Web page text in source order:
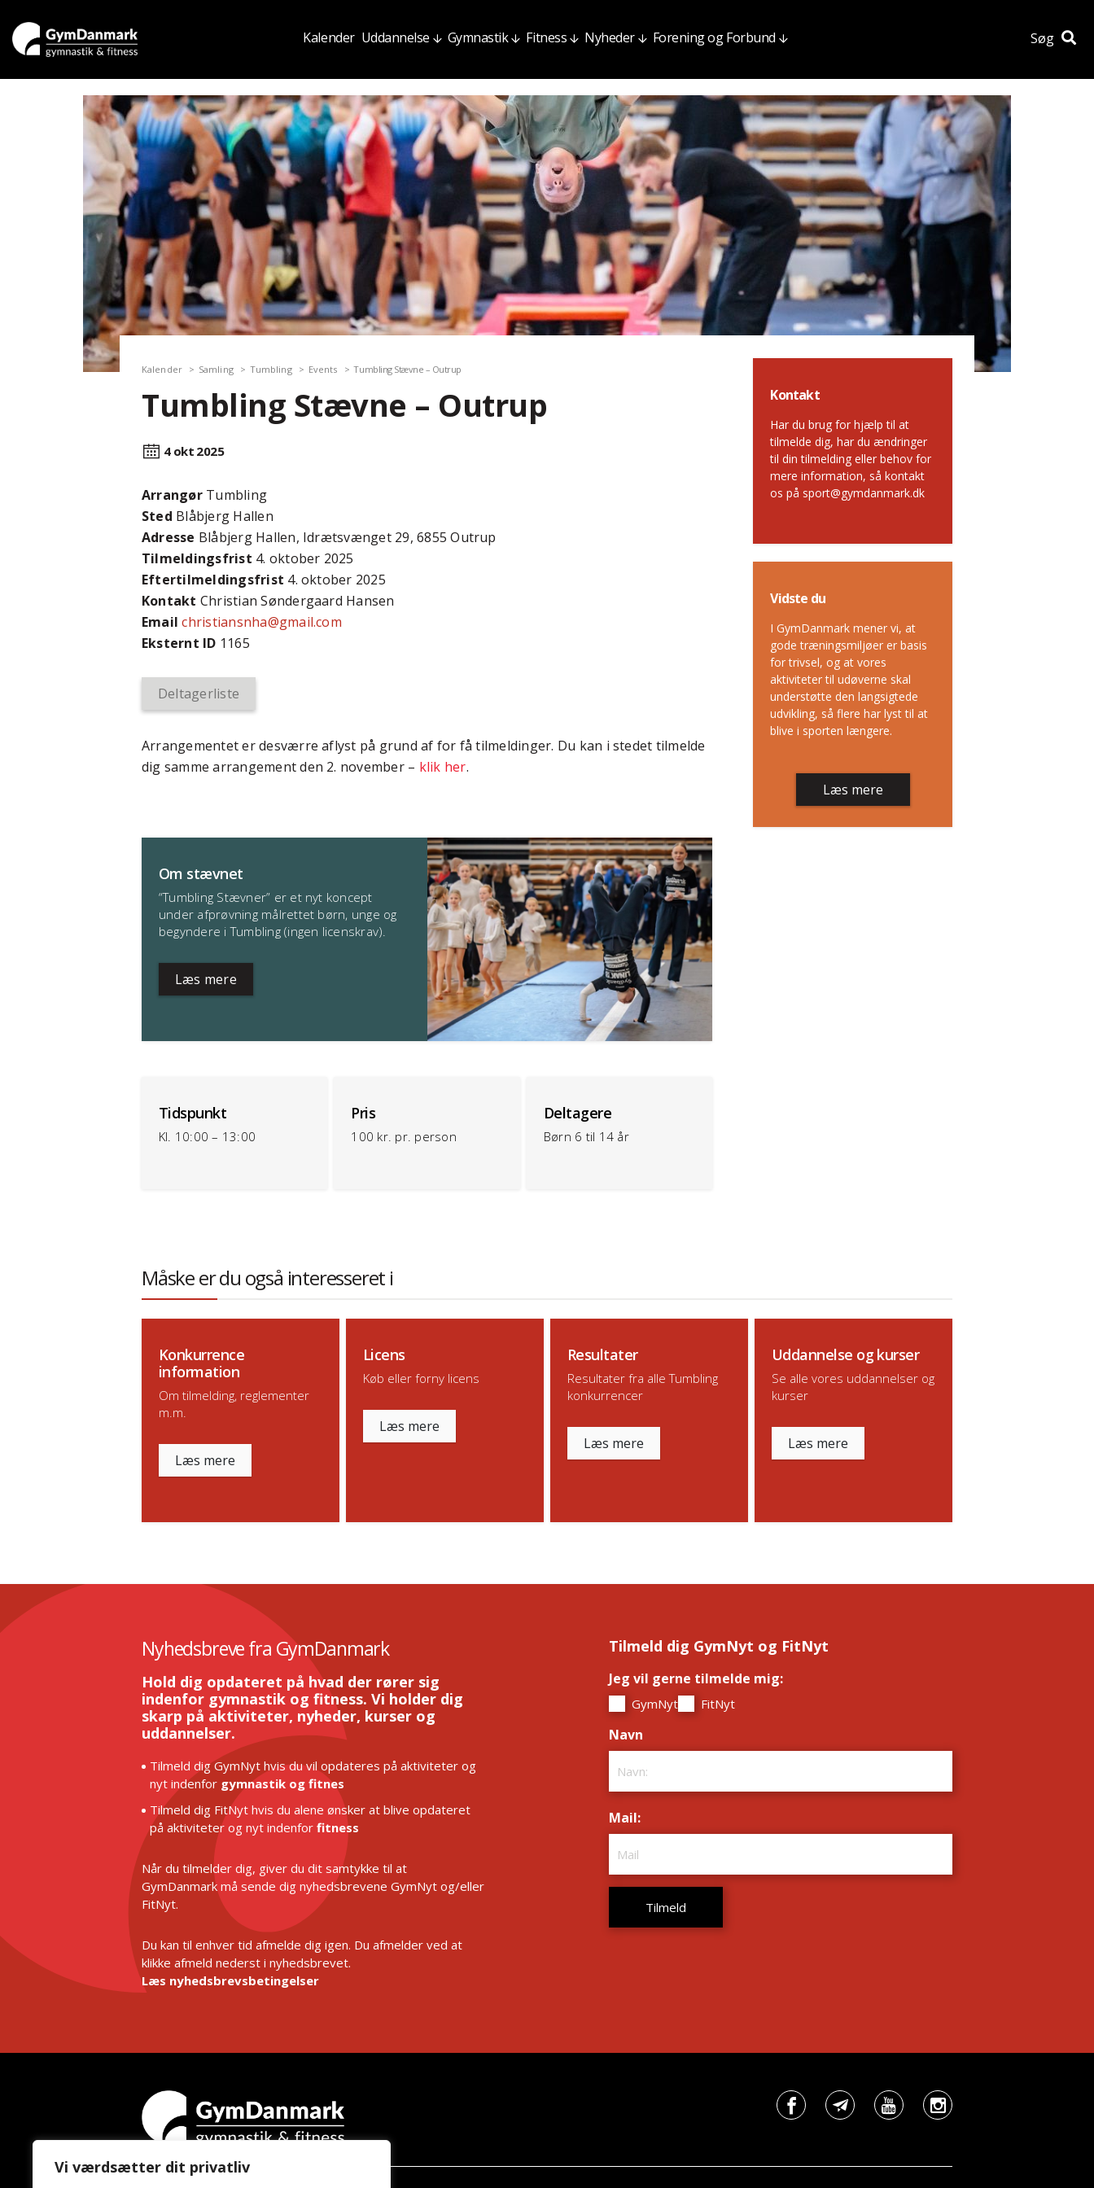
Vi værdsætter dit privatliv
Kalender Uddannelse Gymnastik Fitness Nyheder Forening og Forbund Søg
Kalender Samling Tumbling Events Tumbling Stævne – Outrup
Tumbling Stævne – Outrup
4 okt 2025
ArrangørTumbling
Sted Blåbjerg Hallen
Adresse Blåbjerg Hallen, Idrætsvænget 29, 6855 Outrup
Tilmeldingsfrist 4. oktober 2025
Efter­tilmeldings­frist 4. oktober 2025
Kontakt Christian Søndergaard Hansen
Email christiansnha@gmail.com
Eksternt ID 1165
Deltagerliste
Arrangementet er desværre aflyst på grund af for få tilmeldinger. Du kan i stedet tilmelde
dig samme arrangement den 2. november – klik her.
Om stævnet
“Tumbling Stævner” er et nyt koncept
under afprøvning målrettet børn, unge og
begyndere i Tumbling (ingen licenskrav).
Læs mere
Tidspunkt
Kl. 10:00 – 13:00
Pris
100 kr. pr. person
Deltagere
Børn 6 til 14 år
Kontakt
Har du brug for hjælp til at
tilmelde dig, har du ændringer
til din tilmelding eller behov for
mere information, så kontakt
os på sport@gymdanmark.dk
Vidste du
I GymDanmark mener vi, at
gode træningsmiljøer er basis
for trivsel, og at vores
aktiviteter til udøverne skal
understøtte den langsigtede
udvikling, så flere har lyst til at
blive i sporten længere.
Læs mere
Måske er du også interesseret i
Konkurrence
information
Om tilmelding, reglementer
m.m.
Læs mere
Licens
Køb eller forny licens
Læs mere
Resultater
Resultater fra alle Tumbling
konkurrencer
Læs mere
Uddannelse og kurser
Se alle vores uddannelser og
kurser
Læs mere
Nyhedsbreve fra GymDanmark
Hold dig opdateret på hvad der rører sig
indenfor gymnastik og fitness. Vi holder dig
skarp på aktiviteter, nyheder, kurser og
uddannelser.
Tilmeld dig GymNyt hvis du vil opdateres på aktiviteter og
nyt indenfor gymnastik og fitnes
Tilmeld dig FitNyt hvis du alene ønsker at blive opdateret
på aktiviteter og nyt indenfor fitness
Når du tilmelder dig, giver du dit samtykke til at
GymDanmark må sende dig nyhedsbrevene GymNyt og/eller
FitNyt.
Du kan til enhver tid afmelde dig igen. Du afmelder ved at
klikke afmeld nederst i nyhedsbrevet.
Læs nyhedsbrevsbetingelser
Tilmeld dig GymNyt og FitNyt
Jeg vil gerne tilmelde mig:
GymNyt FitNyt
Navn
Mail: